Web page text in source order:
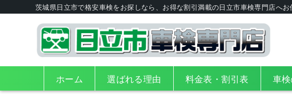
茨城県日立市で格安車検をお探しなら、お得な割引満載の日立市車検専門店へお
ホーム 選ばれる理由 料金表・割引表 車